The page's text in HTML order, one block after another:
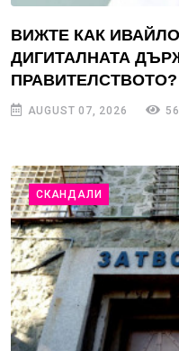
ВИЖТЕ КАК
ДИГИТАЛНАТА
AUGUST 07, 2026
СКАНДАЛИ